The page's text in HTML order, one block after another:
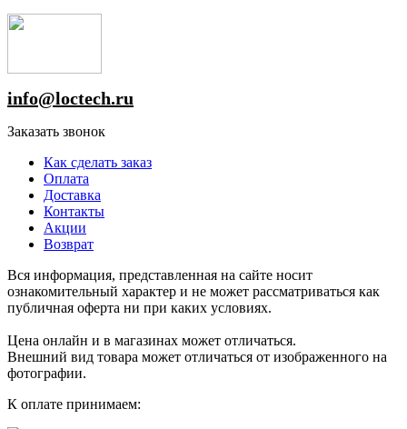
info@loctech.ru
Заказать звонок
Как сделать заказ
Оплата
Доставка
Контакты
Акции
Возврат
Вся информация, представленная на сайте носит
ознакомительный характер и не может рассматриваться как
публичная оферта ни при каких условиях.
Цена онлайн и в магазинах может отличаться.
Внешний вид товара может отличаться от изображенного на
фотографии.
К оплате принимаем: